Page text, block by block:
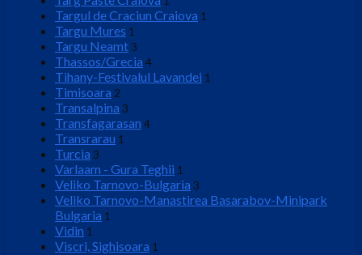
Targul de Craciun Craiova 1
Targu Mures 1
Targu Neamt3
Thassos/Grecia 4
Tihany-Festivalul Lavandei 1
Timisoara 2
Transalpina 3
Transfagarasan 4
Transrarau 1
Turcia 3
Varlaam - Gura Teghii 1
Veliko Tarnovo-Bulgaria 3
Veliko Tarnovo-Manastirea Basarabov-Minipark
Bulgaria 1
Vidin 1
Viscri, Sighisoara 1